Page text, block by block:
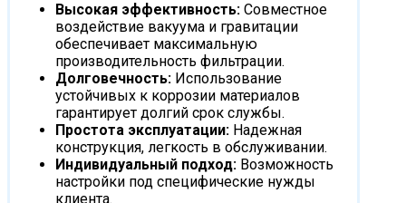
Высокая эффективность: Совместное
воздействие вакуума и гравитации
обеспечивает максимальную
производительность фильтрации.
Долговечность: Использование
устойчивых к коррозии материалов
гарантирует долгий срок службы.
Простота эксплуатации: Надежная
конструкция, легкость в обслуживании.
Индивидуальный подход: Возможность
настройки под специфические нужды
клиента.